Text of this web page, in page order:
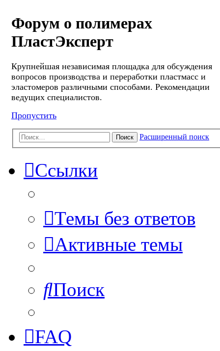
Форум о полимерах
ПластЭксперт
Крупнейшая независимая площадка для обсуждения
вопросов производства и переработки пластмасс и
эластомеров различными способами. Рекомендации
ведущих специалистов.
Пропустить
Поиск Расширенный поиск
Ссылки
Темы без ответов
Активные темы
Поиск
FAQ